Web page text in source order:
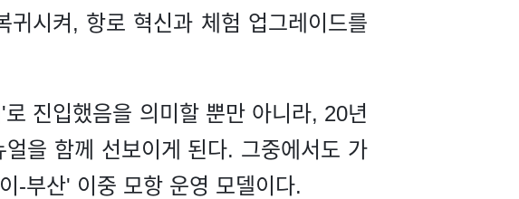
시켜, 항로 혁신과 체험 업그레이드를
진입했음을 의미할 뿐만 아니라, 20년
을 함께 선보이게 된다. 그중에서도 가
-부산' 이중 모항 운영 모델이다.